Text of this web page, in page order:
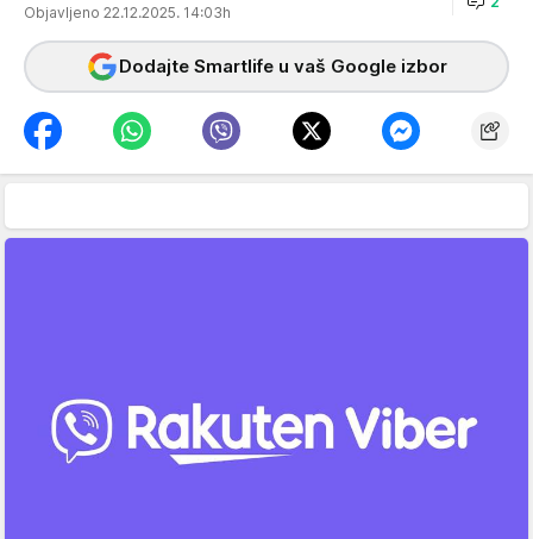
Objavljeno 22.12.2025. 14:03h
Dodajte Smartlife u vaš Google izbor